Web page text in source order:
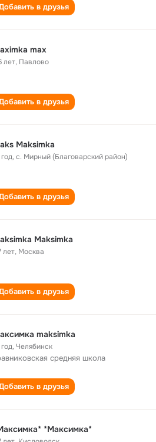
в друзья
max
лет, Павлово
в друзья
Maksimka
год,с. Мирный (Благоварский район)
в друзья
Maksimka
лет, Москва
в друзья
maksimka
год,Челябинск
cредняя школа
в друзья
*Максимка*